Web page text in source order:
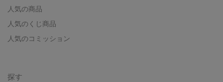
人気の商品
人気のくじ商品
人気のコミッション
探す